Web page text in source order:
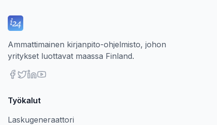
Ammattimainen kirjanpito-ohjelmisto, johon
yritykset luottavat maassa Finland.
Työkalut
Laskugeneraattori